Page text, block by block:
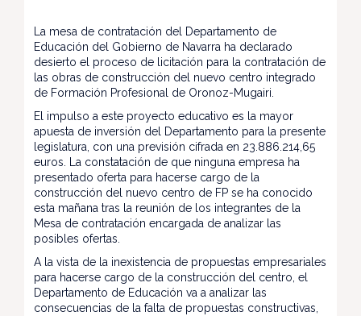
La mesa de contratación del Departamento de
Educación del Gobierno de Navarra ha declarado
desierto el proceso de licitación para la contratación de
las obras de construcción del nuevo centro integrado
de Formación Profesional de Oronoz-Mugairi.
El impulso a este proyecto educativo es la mayor
apuesta de inversión del Departamento para la presente
legislatura, con una previsión cifrada en 23.886.214,65
euros. La constatación de que ninguna empresa ha
presentado oferta para hacerse cargo de la
construcción del nuevo centro de FP se ha conocido
esta mañana tras la reunión de los integrantes de la
Mesa de contratación encargada de analizar las
posibles ofertas.
A la vista de la inexistencia de propuestas empresariales
para hacerse cargo de la construcción del centro, el
Departamento de Educación va a analizar las
consecuencias de la falta de propuestas constructivas,